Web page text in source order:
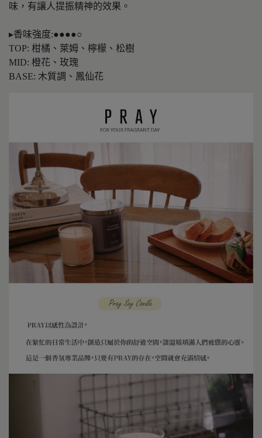
味，有讓人提振精神的效果。
▸香味強度:●●●●○
TOP: 柑橘、萊姆、檸檬、松樹
MID: 橙花、玫瑰
BASE: 木質調、鳳仙花